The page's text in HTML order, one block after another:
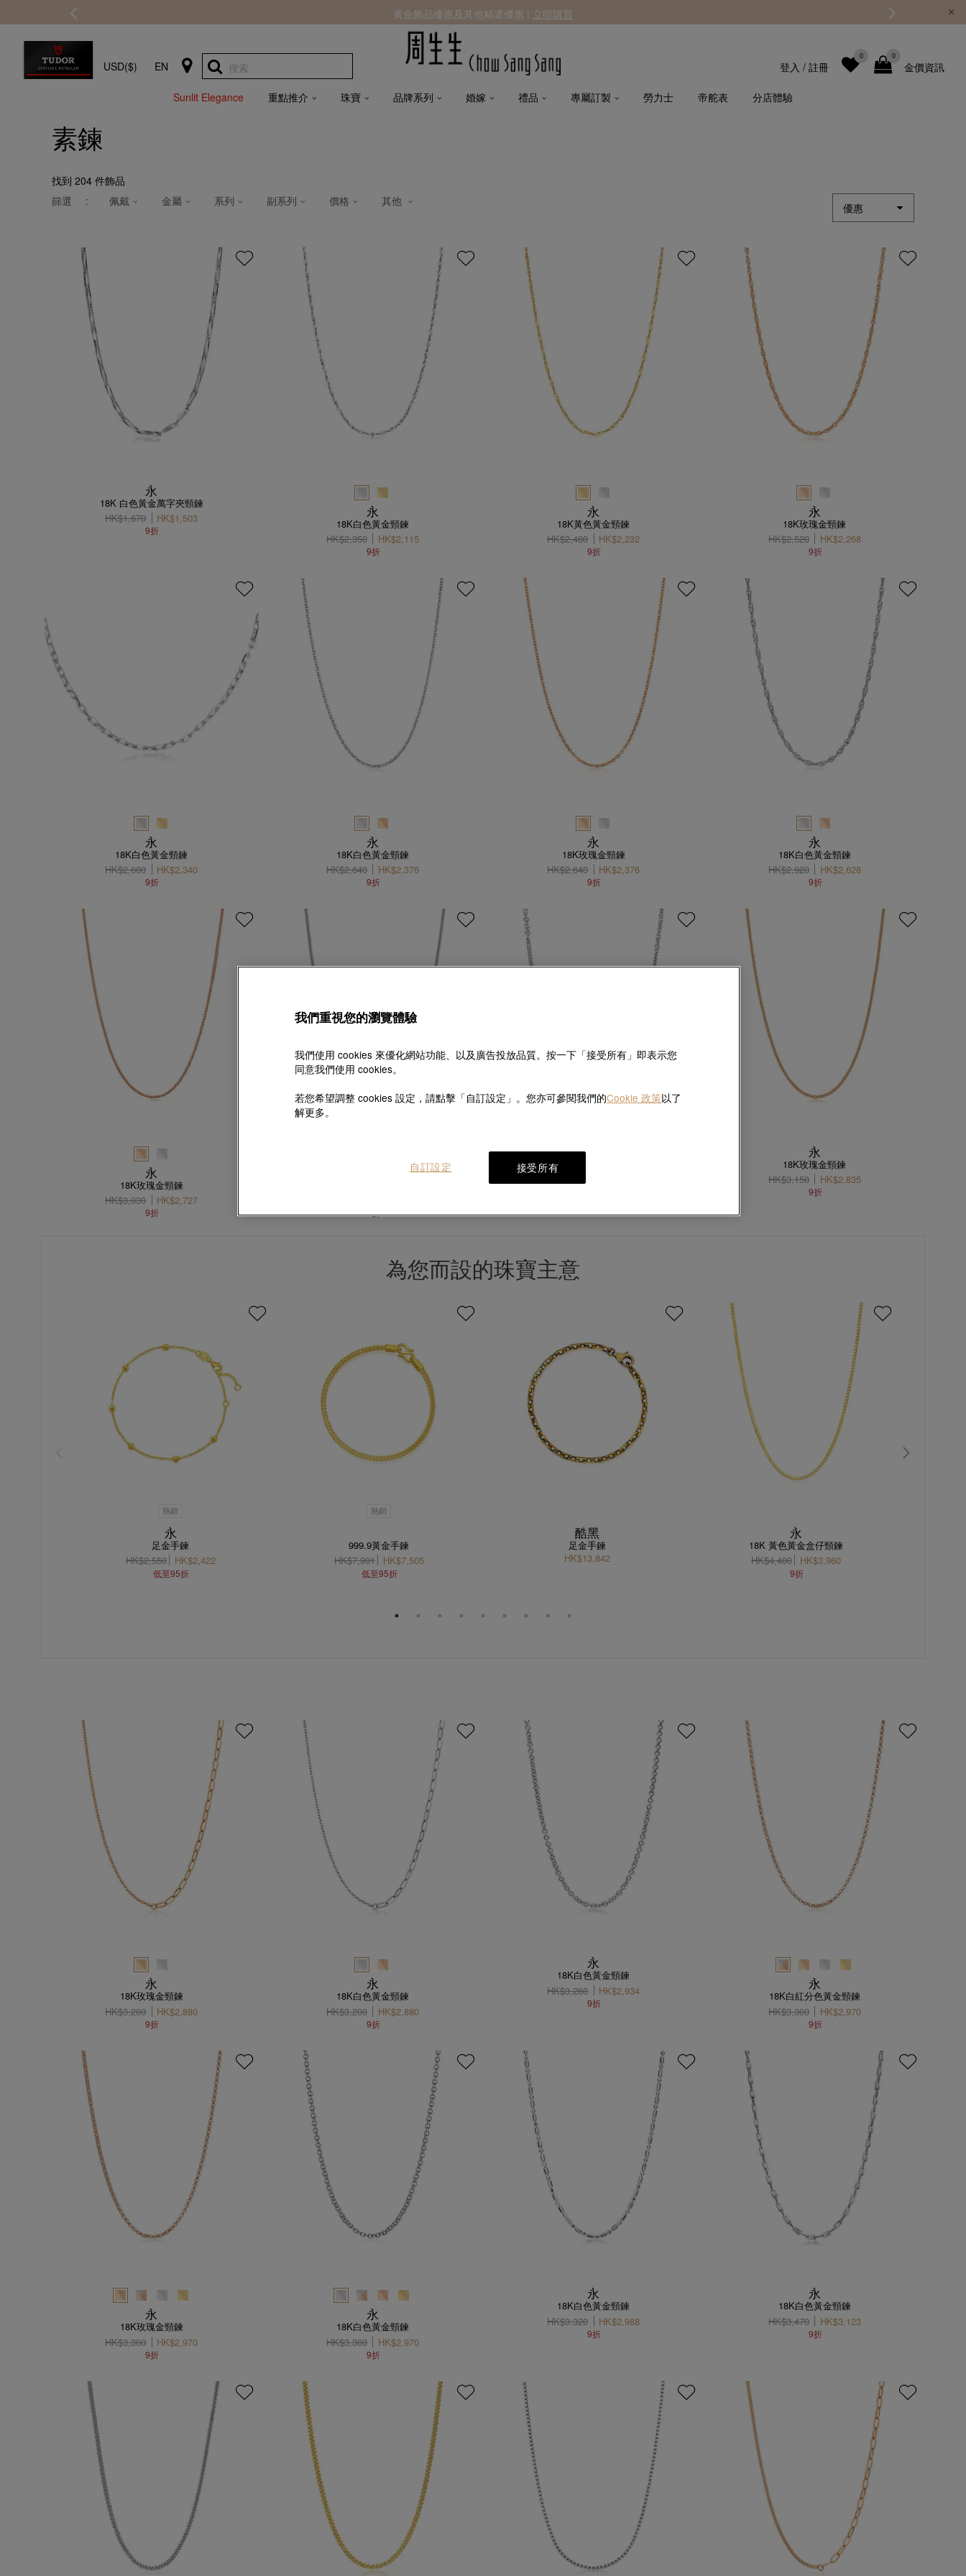
USD($) EN 搜索 金價資訊
0
0
登入 / 註冊
Sunlit Elegance 重點推介 珠寶 品牌系列 婚嫁 禮品 專屬訂製 勞力士 帝舵表 分店體驗
黃金飾品優惠及其他精選優惠 | 立即購買
素鍊
找到 204 件飾品
篩選
: 佩戴 金屬 系列 副系列 價格 其他
永
18K 白色黃金萬字夾頸鍊
HK$1,670
HK$1,503
9折
永
18K白色黃金頸鍊
HK$2,350
HK$2,115
9折
永
18K黃色黃金頸鍊
HK$2,480
HK$2,232
9折
永
18K玫瑰金頸鍊
HK$2,520
HK$2,268
9折
永
18K白色黃金頸鍊
HK$2,600
HK$2,340
9折
永
18K白色黃金頸鍊
HK$2,640
HK$2,376
9折
永
18K玫瑰金頸鍊
HK$2,640
HK$2,376
9折
永
18K白色黃金頸鍊
HK$2,920
HK$2,628
9折
永
18K玫瑰金頸鍊
HK$3,030
HK$2,727
9折 9折
18K白色黃金頸鍊
永
18K玫瑰金頸鍊
HK$3,150
HK$2,835
9折
為您而設的珠寶主意
熱銷
永
足金手鍊
HK$2,550
HK$2,422
低至95折
熱銷
999.9黃金手鍊
HK$7,901
HK$7,505
低至95折
酷黑
足金手鍊
HK$13,842
永
18K 黃色黃金盒仔頸鍊
HK$4,400
HK$3,960
9折
永
18K玫瑰金頸鍊
HK$3,200
HK$2,880
9折
永
18K白色黃金頸鍊
HK$3,200
HK$2,880
9折
永
18K白色黃金頸鍊
HK$3,260
HK$2,934
9折
永
18K白紅分色黃金頸鍊
HK$3,300
HK$2,970
9折
永
18K玫瑰金頸鍊
HK$3,300
HK$2,970
9折
永
18K白色黃金頸鍊
HK$3,300
HK$2,970
9折
永
18K白色黃金頸鍊
HK$3,320
HK$2,988
9折
永
18K白色黃金頸鍊
HK$3,470
HK$3,123
9折
我們重視您的瀏覽體驗
我們使用 cookies 來優化網站功能、以及廣告投放品質。按一下「接受所有」即表示您
同意我們使用 cookies。
若您希望調整 cookies 設定，請點擊「自訂設定」。您亦可參閱我們的Cookie 政策以了
解更多。
接受所有
自訂設定